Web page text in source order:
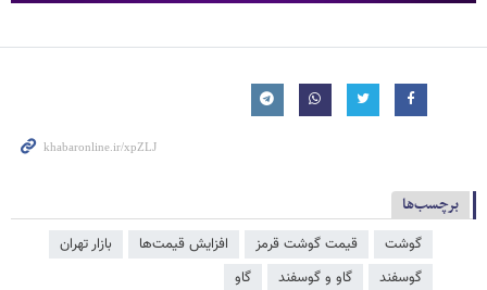
برچسب‌ها
گوشت قیمت گوشت قرمز افزایش قیمت‌ها
بازار تهران
گوسفند
گاو و گوسفند گاو